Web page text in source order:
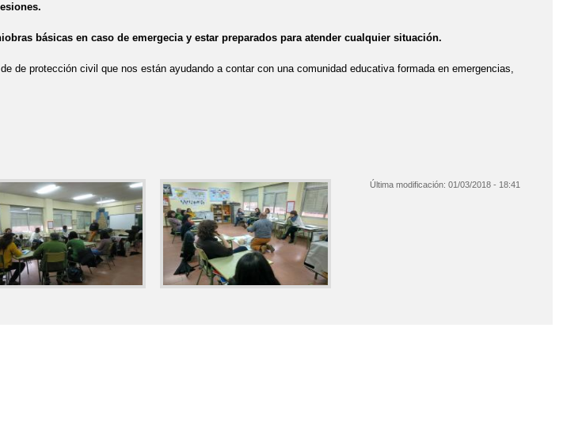
básicas en caso de emergecia y estar preparados para atender cualquier situación.
de protección civil que nos están ayudando a contar con una comunidad educativa formada en emergencias,
Última modificación:01/03/2018 - 18:41